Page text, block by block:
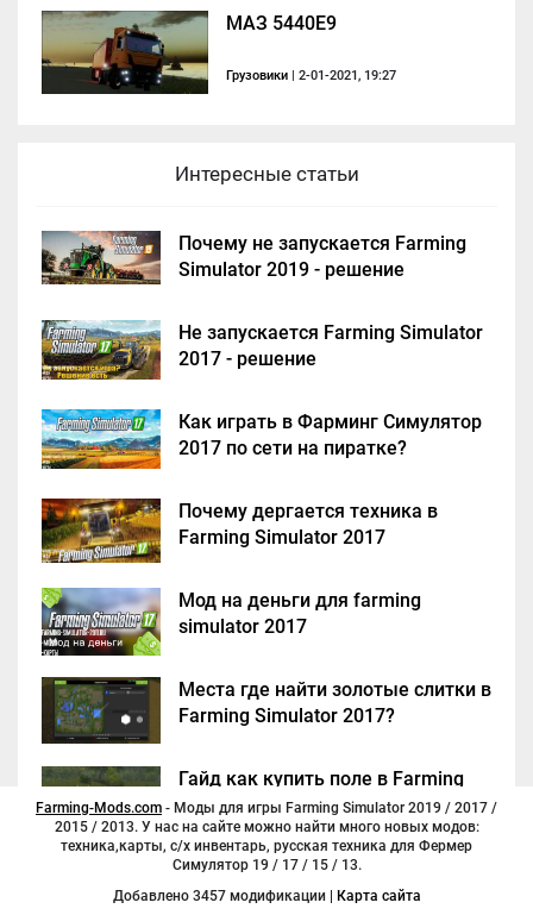
МАЗ 5440E9
Грузовики | 2-01-2021, 19:27
Интересные статьи
Почему не запускается Farming
Simulator 2019 - решение
Не запускается Farming Simulator
2017 - решение
Как играть в Фарминг Симулятор
2017 по сети на пиратке?
Почему дергается техника в
Farming Simulator 2017
Мод на деньги для farming
simulator 2017
Места где найти золотые слитки в
Farming Simulator 2017?
Гайд как купить поле в Farming
Simulator 2017
Farming-Mods.com
2015 / 2013. У нас на сайте можно найти много новых модов:
техника,карты, с/х инвентарь, русская техника для Фермер
Симулятор 19 / 17 / 15 / 13.
Добавлено 3457 модификации |
Карта сайта